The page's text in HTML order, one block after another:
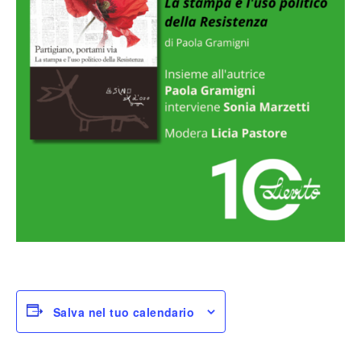
Salva nel tuo calendario